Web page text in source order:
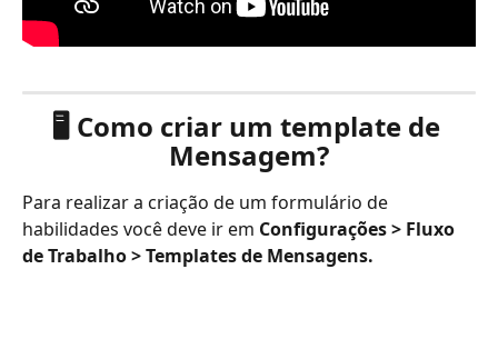
🖥️ Como criar um template de
Mensagem?
Para realizar a criação de um formulário de
habilidades você deve ir em Configurações > Fluxo
de Trabalho > Templates de Mensagens.